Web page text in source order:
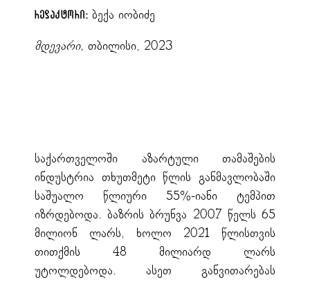
რედაქტორი:ბექა იობიძე
მდევარი, თბილისი, 2023
საქართველოში აზარტული თამაშების
ინდუსტრია თხუთმეტი წლის განმავლობაში
საშუალო წლიური 55%-იანი ტემპით
იზრდებოდა. ბაზრის ბრუნვა 2007 წელს 65
მილიონ ლარს, ხოლო 2021 წლისთვის
თითქმის 48 მილიარდ ლარს
უტოლდებოდა. ასეთ განვითარებას